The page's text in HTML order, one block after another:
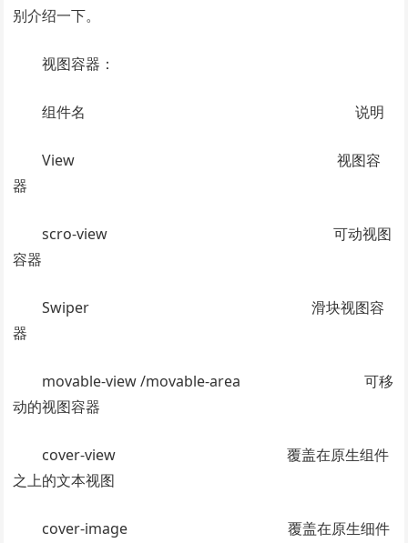
别介绍一下。
视图容器：
组件名 说明
View 视图容
器
scro-view 可动视图
容器
Swiper 滑块视图容
器
movable-view /movable-area 可移
动的视图容器
cover-view 覆盖在原生组件
之上的文本视图
cover-image 覆盖在原生细件